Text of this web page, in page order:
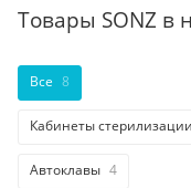
Товары SONZ в
Все 8
Кабинеты
Автоклавы 4